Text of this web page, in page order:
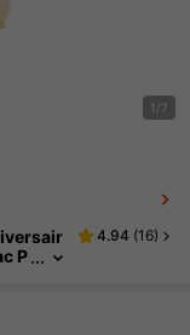
1/7
P
4.94 (16)